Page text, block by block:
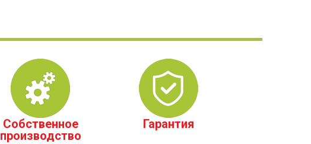
Собственное
производство
Гарантия